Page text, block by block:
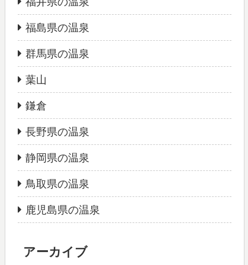
福島県の温泉
群馬県の温泉
葉山
鎌倉
長野県の温泉
静岡県の温泉
鳥取県の温泉
鹿児島県の温泉
アーカイブ